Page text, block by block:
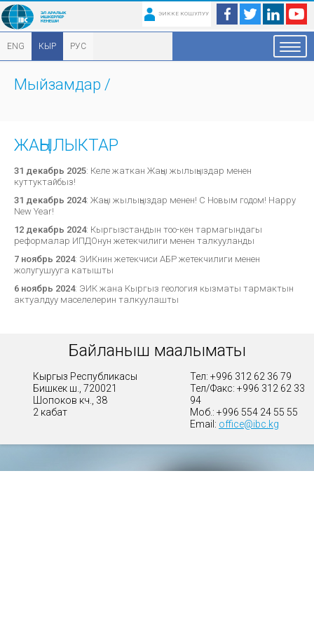
ЭИККЕ КОШУЛУУ
ENG КЫР РУС
Мыйзамдар /
ЖАҢЫЛЫКТАР
31 декабрь 2025: Келе жаткан Жаңы жылыңыздар менен
куттуктайбыз!
31 декабрь 2024: Жаңы жылыңыздар менен! С Новым годом! Happy
New Year!
12 декабрь 2024: Кыргызстандын тоо-кен тармагындагы
реформалар ИПДОнун жетекчилиги менен талкууланды
7 ноябрь 2024: ЭИКнин жетекчиси АБР жетекчилиги менен
жолугушууга катышты
6 ноябрь 2024: ЭИК жана Кыргыз геология кызматы тармактын
актуалдуу маселелерин талкуулашты
Байланыш маалыматы
Кыргыз Республикасы
Бишкек ш., 720021
Шопоков көч., 38
2 кабат
Тел: +996 312 62 36 79
Тел/Факс: +996 312 62 33
94
Моб.: +996 554 24 55 55
Email: office@ibc.kg